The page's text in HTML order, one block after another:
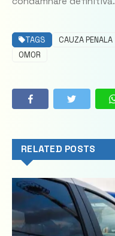
TAGS CAUZA PENALA
OMOR
RELATED POSTS